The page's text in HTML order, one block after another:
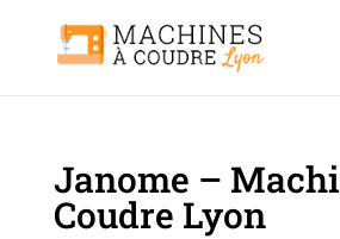
Janome –
Coudre Lyon